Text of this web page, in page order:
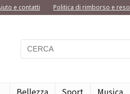
e contatti Politica di rimborso e reso
Bellezza Sport Musica,